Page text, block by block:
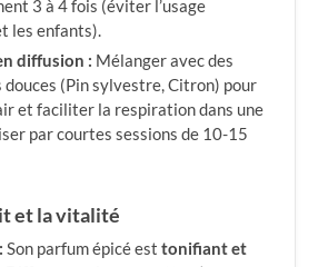
3 à 4 fois (éviter l’usage
les enfants).
diffusion : Mélanger avec des
douces (Pin sylvestre, Citron) pour
et faciliter la respiration dans une
par courtes sessions de 10-15
et la vitalité
Son parfum épicé est tonifiant et